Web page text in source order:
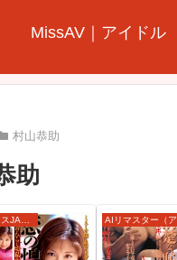
MissAV｜アイドル
村山恭助
助
AIリマスター（アリスJAPAN）